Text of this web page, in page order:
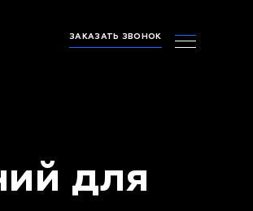
ЗАКАЗАТЬ ЗВОНОК
для